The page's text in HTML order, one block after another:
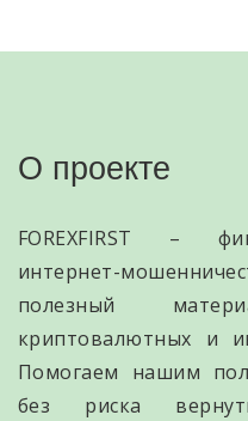
О проекте
FOREXFIRST –
интернет-
полезный
криптовалютных и
Помогаем нашим
без риска